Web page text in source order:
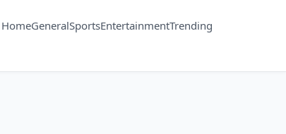
HomeGeneralSportsEntertainmentTrending